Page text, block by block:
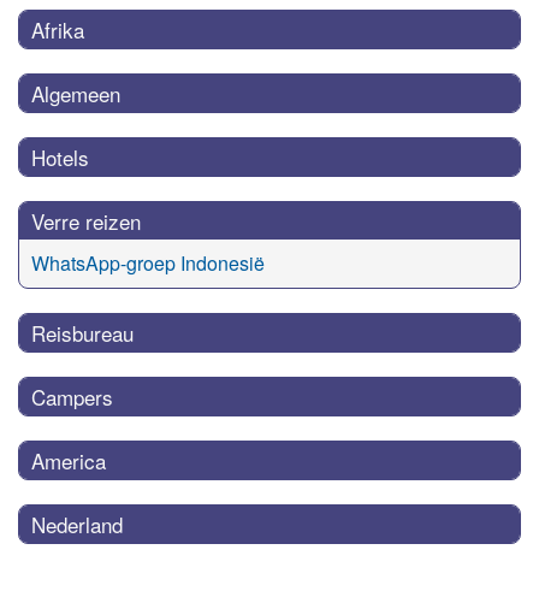
Afrika
Algemeen
Hotels
Verre reizen
WhatsApp-groep Indonesië
Reisbureau
Campers
America
Nederland